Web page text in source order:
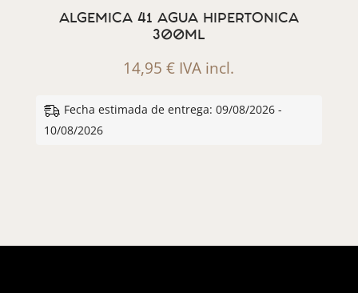
ALGEMICA 41 AGUA HIPERTONICA
300ML
14,95€ IVA incl.
Fecha estimada de entrega: 09/08/2026 -
10/08/2026